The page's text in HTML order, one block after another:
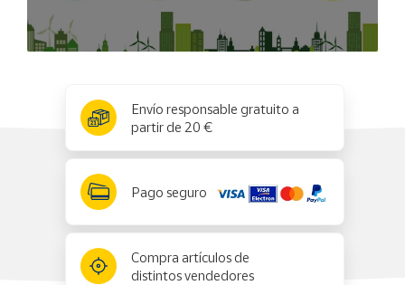
Envío responsable gratuito a
partir de 20 €
Pago seguro
Compra artículos de
distintos vendedores